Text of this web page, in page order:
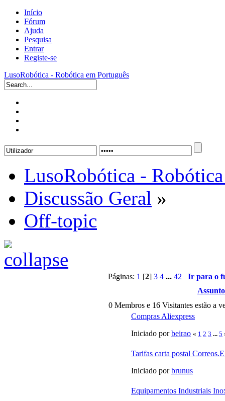
Início
Fórum
Ajuda
Pesquisa
Entrar
Registe-se
LusoRobótica - Robótica em Português
LusoRobótica -
Discussão Geral »
Off-topic
Páginas: 1 [2] 3 4 ... 42
Ir para o
Assunto
0 Membros e 16 Visitantes estão a
Compras Aliexpress
Iniciado porbeirao « 1 2 3 ... 5
Tarifas carta postal
Iniciado porbrunus
Equipamentos Industriais